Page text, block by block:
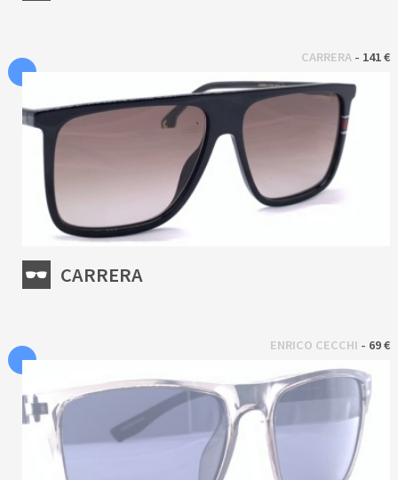
CARRERA - 141 €
CARRERA
ENRICO CECCHI - 69 €